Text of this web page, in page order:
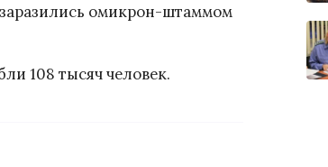
омикрон-штаммом
108 тысяч человек.